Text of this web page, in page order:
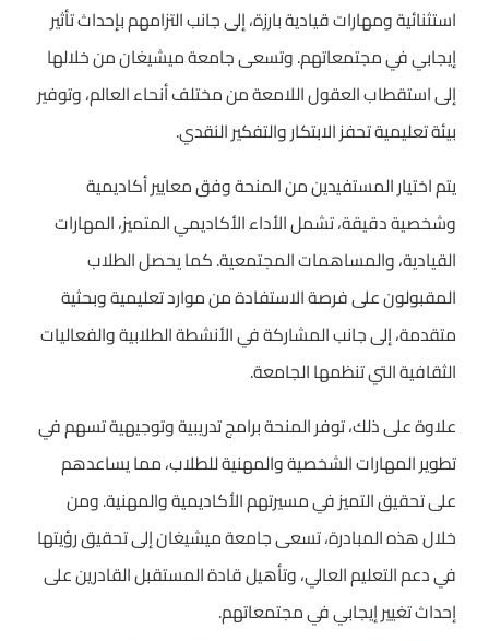
استثنائية ومهارات قيادية بارزة، إلى جانب التزامهم بإحداث تأثير
إيجابي في مجتمعاتهم. وتسعى جامعة ميشيغان من خلالها
إلى استقطاب العقول اللامعة من مختلف أنحاء العالم، وتوفير
بيئة تعليمية تحفز الابتكار والتفكير النقدي.
يتم اختيار المستفيدين من المنحة وفق معايير أكاديمية
وشخصية دقيقة، تشمل الأداء الأكاديمي المتميز، المهارات
القيادية، والمساهمات المجتمعية. كما يحصل الطلاب
المقبولون على فرصة الاستفادة من موارد تعليمية وبحثية
متقدمة، إلى جانب المشاركة في الأنشطة الطلابية والفعاليات
الثقافية التي تنظمها الجامعة.
علاوة على ذلك، توفر المنحة برامج تدريبية وتوجيهية تسهم في
تطوير المهارات الشخصية والمهنية للطلاب، مما يساعدهم
على تحقيق التميز في مسيرتهم الأكاديمية والمهنية. ومن
خلال هذه المبادرة، تسعى جامعة ميشيغان إلى تحقيق رؤيتها
في دعم التعليم العالي، وتأهيل قادة المستقبل القادرين على
إحداث تغيير إيجابي في مجتمعاتهم.